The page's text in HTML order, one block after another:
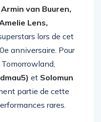
House Mafia,
van Buuren,
Lens,
lors de cet
anniversaire. Pour
Tomorrowland,
et Solomun
partie de cette